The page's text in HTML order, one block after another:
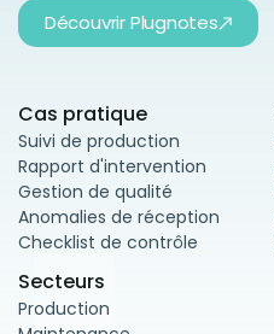
Découvrir Plugnotes
Cas pratique
Suivi de production
Rapport d'intervention
Gestion de qualité
Anomalies de réception
Checklist de contrôle
Secteurs
Production